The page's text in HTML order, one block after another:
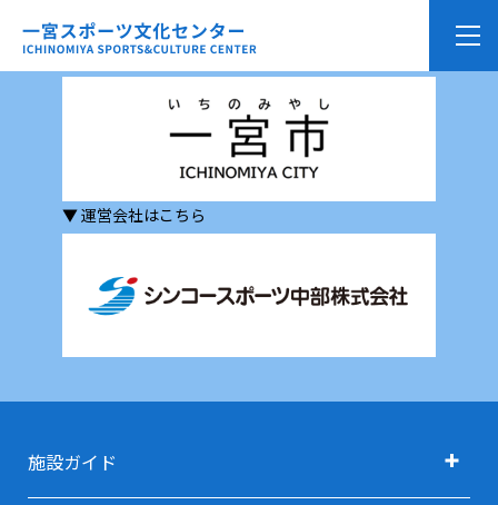
▼ 一宮市の公式サイトはこちら
▼ 運営会社はこちら
施設ガイド